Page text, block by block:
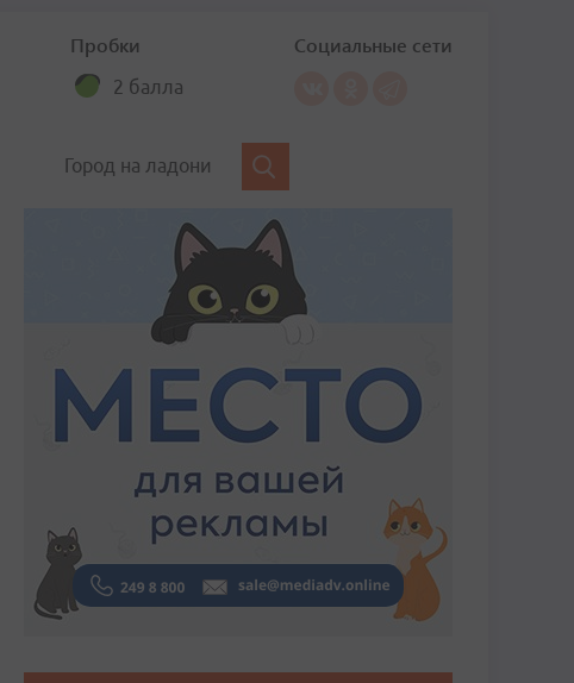
Пробки
2 балла
Социальные сети
Город на ладони